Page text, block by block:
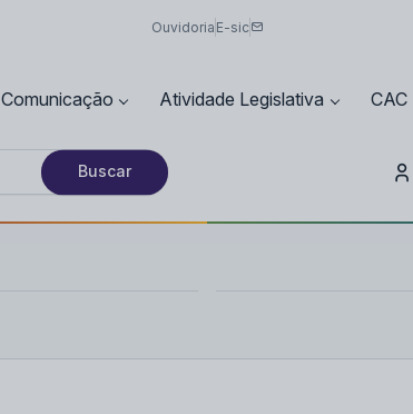
Ouvidoria E-sic
Comunicação Atividade Legislativa CAC
Buscar